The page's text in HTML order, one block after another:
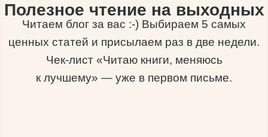
Полезное чтение на выходных
Читаем блог за вас :-) Выбираем 5 самых
ценных статей и присылаем раз в две недели.
Чек-лист «Читаю книги, меняюсь
к лучшему» — уже в первом письме.